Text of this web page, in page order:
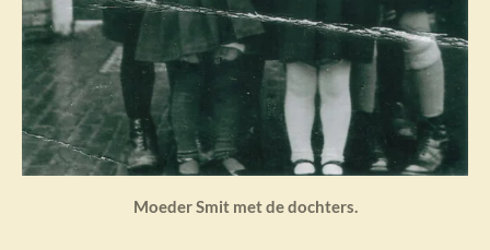
Moeder Smit met de dochters.